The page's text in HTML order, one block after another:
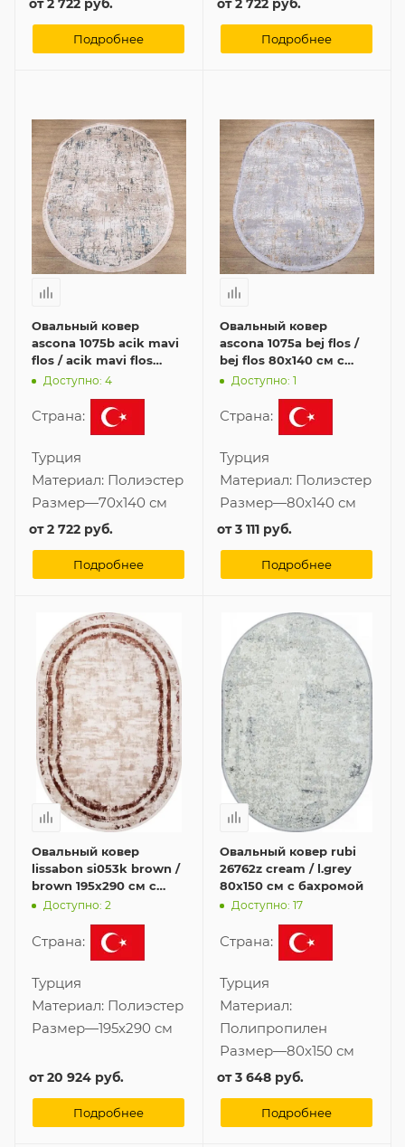
от2 722 руб.
Подробнее
от2 722 руб.
Подробнее
Овальный ковер
ascona 1075b acik mavi
flos / acik mavi flos
70x140 см с бахромой
Доступно: 4
Страна:
Турция
Материал: Полиэстер
Размер—70x140 см
от2 722 руб.
Подробнее
Овальный ковер
ascona 1075a bej flos /
bej flos 80x140 см с
бахромой
Доступно: 1
Страна:
Турция
Материал: Полиэстер
Размер—80x140 см
от3 111 руб.
Подробнее
Овальный ковер
lissabon si053k brown /
brown 195x290 см с
бахромой
Доступно: 2
Страна:
Турция
Материал: Полиэстер
Размер—195x290 см
от20 924 руб.
Подробнее
Овальный ковер rubi
26762z cream / l.grey
80x150 см с бахромой
Доступно: 17
Страна:
Турция
Материал:
Полипропилен
Размер—80x150 см
от3 648 руб.
Подробнее